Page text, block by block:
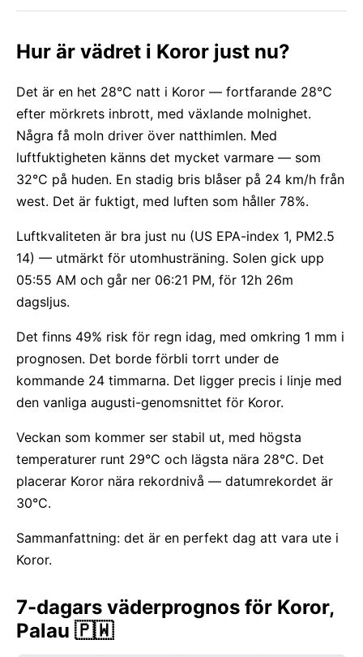
Hur är vädret i Koror just nu?
Det är en het 28°C natt i Koror — fortfarande 28°C
efter mörkrets inbrott, med växlande molnighet.
Några få moln driver över natthimlen. Med
luftfuktigheten känns det mycket varmare — som
32°C på huden. En stadig bris blåser på 24 km/h från
west. Det är fuktigt, med luften som håller 78%.
Luftkvaliteten är bra just nu (US EPA-index 1, PM2.5
14) — utmärkt för utomhusträning. Solen gick upp
05:55 AM och går ner 06:21 PM, för 12h 26m
dagsljus.
Det finns 49% risk för regn idag, med omkring 1 mm i
prognosen. Det borde förbli torrt under de
kommande 24 timmarna. Det ligger precis i linje med
den vanliga augusti-genomsnittet för Koror.
Veckan som kommer ser stabil ut, med högsta
temperaturer runt 29°C och lägsta nära 28°C. Det
placerar Koror nära rekordnivå — datumrekordet är
30°C.
Sammanfattning: det är en perfekt dag att vara ute i
Koror.
7-dagars väderprognos för Koror,
Palau 🇵🇼